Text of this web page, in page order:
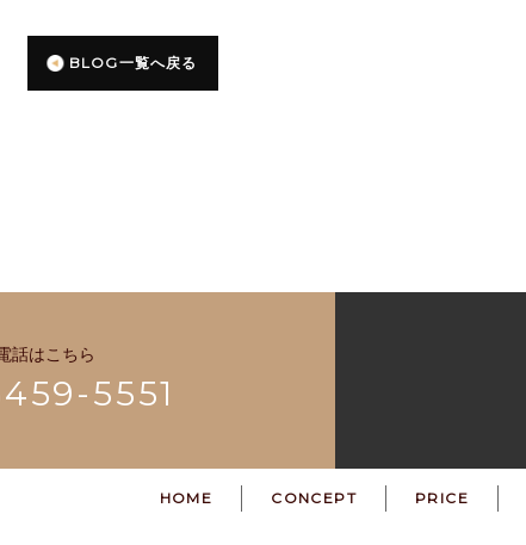
BLOG一覧へ戻る
話はこちら
5551
HOME CONCEPT PRICE